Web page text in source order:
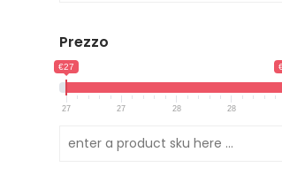
Prezzo
€27
27 27 28 28